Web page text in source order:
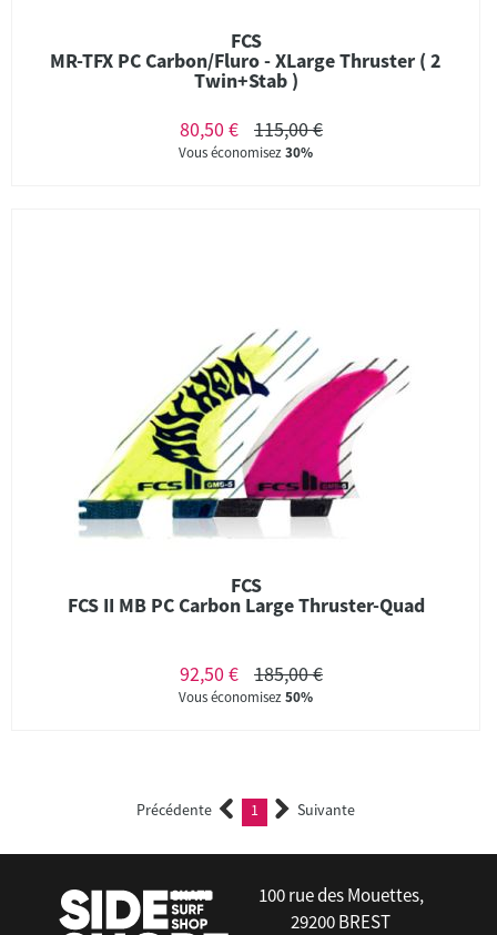
FCS
MR-TFX PC Carbon/Fluro - XLarge Thruster ( 2
Twin+Stab )
80,50 €
115,00 €
Vous économisez30%
FCS
FCS II MB PC Carbon Large Thruster-Quad
92,50 € 185,00 €
Vous économisez50%
Précédente 1 (current)Suivante
100 rue des Mouettes,
29200 BREST